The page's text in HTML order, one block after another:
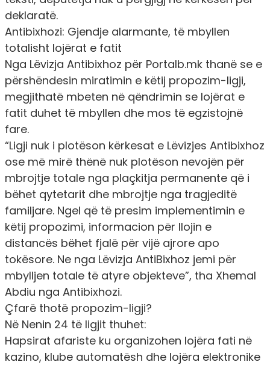
deklaratë.
Antibixhozi: Gjendje alarmante, të mbyllen
totalisht lojërat e fatit
Nga Lëvizja Antibixhoz për Portalb.mk thanë se e
përshëndesin miratimin e këtij propozim-ligji,
megjithatë mbeten në qëndrimin se lojërat e
fatit duhet të mbyllen dhe mos të egzistojnë
fare.
“Ligji nuk i plotëson kërkesat e Lëvizjes Antibixhoz
ose më mirë thënë nuk plotëson nevojën për
mbrojtje totale nga plaçkitja permanente që i
bëhet qytetarit dhe mbrojtje nga tragjeditë
familjare. Ngel që të presim implementimin e
këtij propozimi, informacion për llojin e
distancës bëhet fjalë për vijë ajrore apo
tokësore. Ne nga Lëvizja AntiBixhoz jemi për
mbylljen totale të atyre objekteve”, tha Xhemal
Abdiu nga Antibixhozi.
Çfarë thotë propozim-ligji?
Në Nenin 24 të ligjit thuhet:
Hapsirat afariste ku organizohen lojëra fati në
kazino, klube automatësh dhe lojëra elektronike